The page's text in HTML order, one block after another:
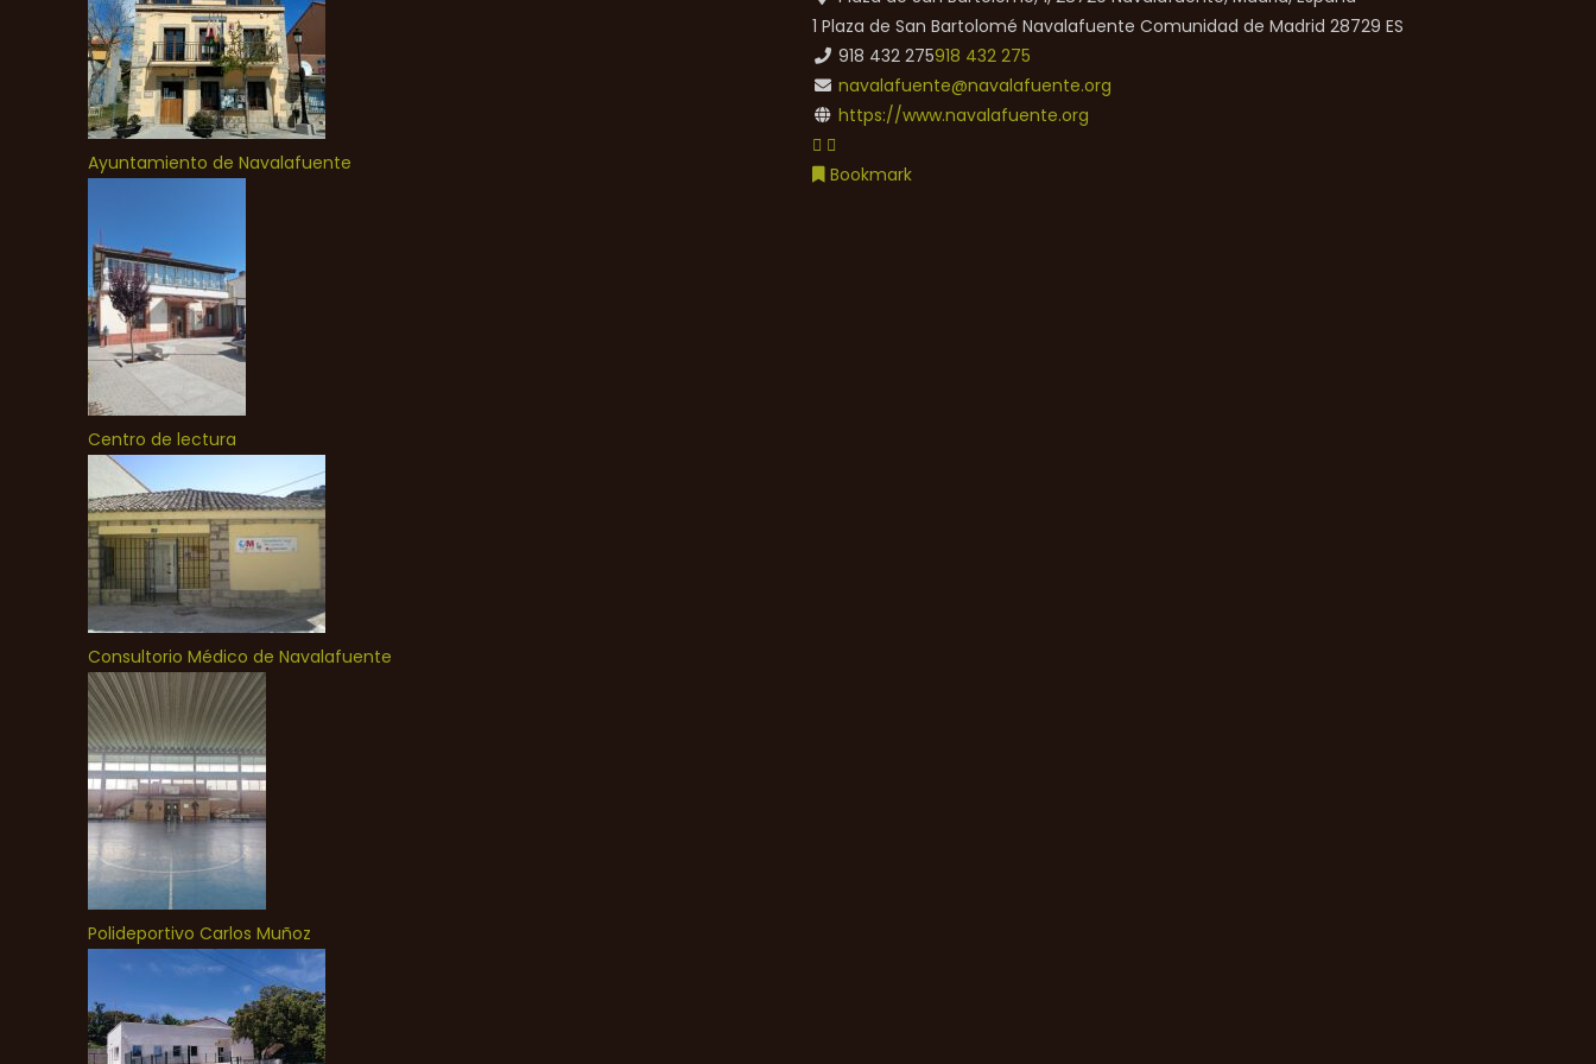
Ayuntamiento de Navalafuente
Centro de lectura
Consultorio Médico de Navalafuente
Polideportivo Carlos Muñoz
1 Plaza de San Bartolomé Navalafuente Comunidad de Madrid 28729 ES
918 432 275918 432 275
navalafuente@navalafuente.org
https://www.navalafuente.org
Bookmark